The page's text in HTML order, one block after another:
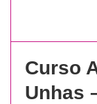
Curso
Unhas